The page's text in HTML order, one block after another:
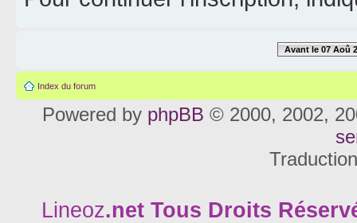
Avant le 07 Aoû
Index du forum
Powered by phpBB © 2000, 2002,
Lineoz.net Tous Droits